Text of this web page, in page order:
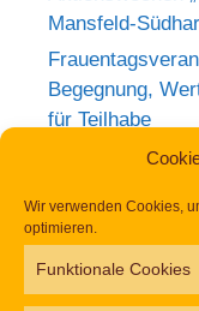
Wir verwenden Cookies,
optimieren.
Funktionale Cookies
Mansfeld-
Begegnung,
für Teilhabe
Rückblick zum
Tag der
dabei sein!